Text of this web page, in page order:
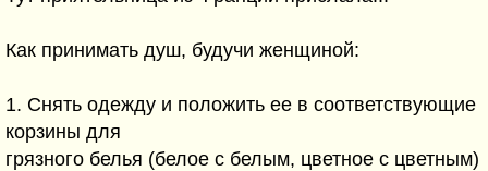
Как принимать душ, будучи женщиной:
1. Снять одежду и положить ее в соответствующие
корзины для
грязного белья (белое с белым, цветное с цветным)